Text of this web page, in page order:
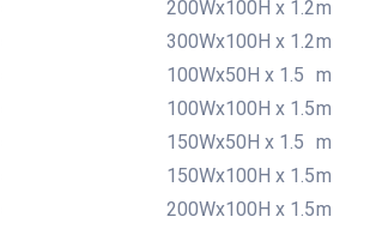
200Wx100H x 1.2m
300Wx100H x 1.2m
100Wx50H x 1.5 m
100Wx100H x 1.5m
150Wx50H x 1.5 m
150Wx100H x 1.5m
200Wx100H x 1.5m